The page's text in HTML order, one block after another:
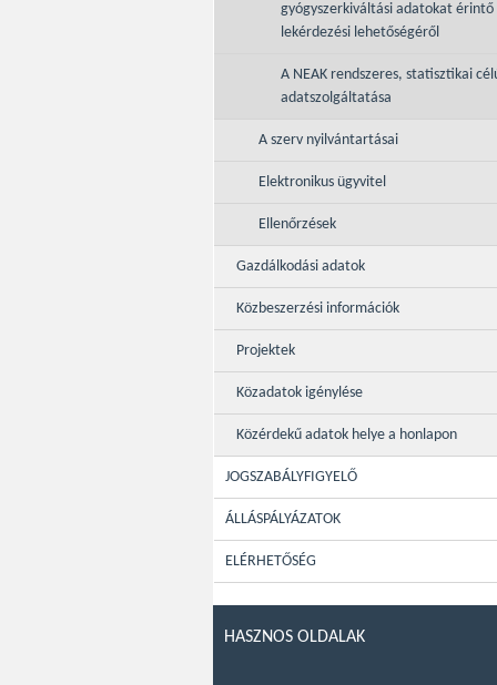
gyógyszerkiváltási adatokat érintő
lekérdezési lehetőségéről
A NEAK rendszeres, statisztikai
adatszolgáltatása
A szerv nyilvántartásai
Elektronikus ügyvitel
Ellenőrzések
Gazdálkodási adatok
Közbeszerzési információk
Projektek
Közadatok igénylése
Közérdekű adatok helye a honlapon
JOGSZABÁLYFIGYELŐ
ÁLLÁSPÁLYÁZATOK
ELÉRHETŐSÉG
HASZNOS OLDALAK